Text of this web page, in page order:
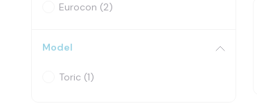
Eurocon (2)
Model
Toric (1)